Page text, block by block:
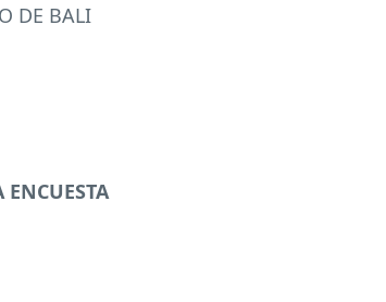
DE BALI
ENCUESTA